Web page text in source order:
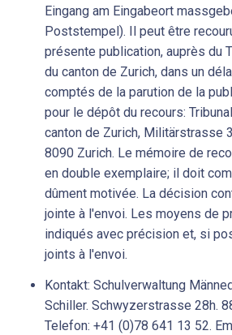
Eingang am Eingabeort
Poststempel). Il peut être
présente publication, auprès du
du canton de Zurich, dans un
comptés de la parution de la
pour le dépôt du recours:
canton de Zurich, Militärstrasse
8090 Zurich. Le mémoire de
en double exemplaire; il doit
dûment motivée. La décision
jointe à l'envoi. Les moyens de
indiqués avec précision et, si
joints à l'envoi.
Kontakt: Schulverwaltung
Schiller. Schwyzerstrasse 28h.
Telefon: +41 (0)78 641 13 52.